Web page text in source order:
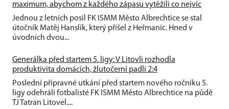
maximum, abychom z každého zápasu vytěžili co nejvíc
Jednou z letních posil FK ISMM Město Albrechtice se stal
útočník Matěj Hanslík, který přišel z Heřmanic. Hned v
úvodních dvou...
Generálka před startem 5. ligy: V Litovli rozhodla
produktivita domácích, žlutočerní padli 2:4
Poslední přípravné utkání před startem nového ročníku 5.
ligy odehráli fotbalisté FK ISMM Město Albrechtice na půdě
TJ Tatran Litovel....